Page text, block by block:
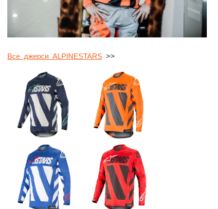
Все джерси ALPINESTARS >>